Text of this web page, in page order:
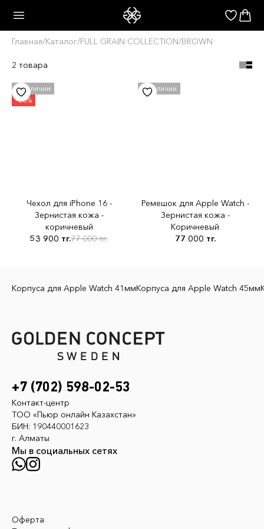
Главная/Каталог/FULL GRAIN COLLECTION/BROWN
2 товара
Чехол для iPhone 16 -
Зернистая кожа -
коричневый
53 900 тг.77 000 тг.
Ремешок для Apple Watch -
Зернистая кожа -
Коричневый
77 000 тг.
Корпуса для Apple Watch 41ммКорпуса для Apple Watch 45мм
Оферта
Мы в социальных сетях
+7 (702) 598-02-53
Контакт-центр
ТОО «Пьюр онлайн Казахстан»
БИН: 190440001623
г. Алматы